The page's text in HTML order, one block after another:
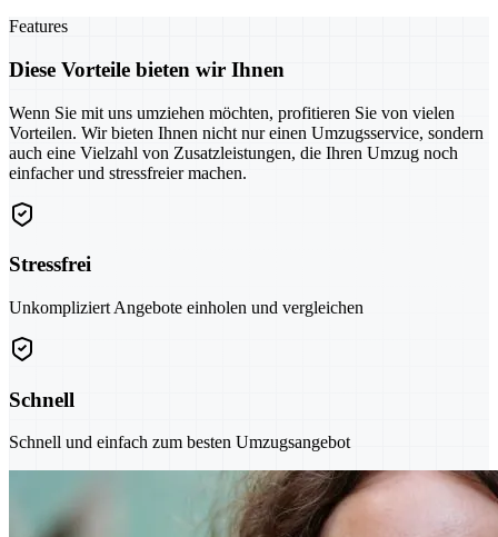
Features
Diese Vorteile bieten wir Ihnen
Wenn Sie mit uns umziehen möchten, profitieren Sie von vielen
Vorteilen. Wir bieten Ihnen nicht nur einen Umzugsservice, sondern
auch eine Vielzahl von Zusatzleistungen, die Ihren Umzug noch
einfacher und stressfreier machen.
Stressfrei
Unkompliziert Angebote einholen und vergleichen
Schnell
Schnell und einfach zum besten Umzugsangebot